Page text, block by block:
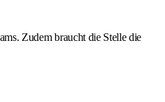
Zudem braucht die Stelle die